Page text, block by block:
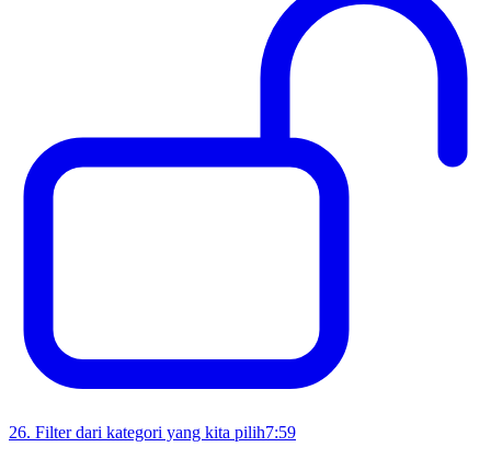
26. Filter dari kategori yang kita pilih7:59